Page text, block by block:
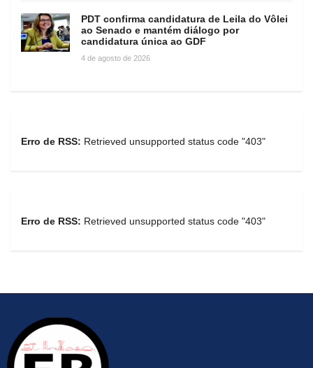
PDT confirma candidatura de Leila do Vôlei
ao Senado e mantém diálogo por
candidatura única ao GDF
4 de agosto de 2026
Erro de RSS: Retrieved unsupported status code "403"
Erro de RSS: Retrieved unsupported status code "403"